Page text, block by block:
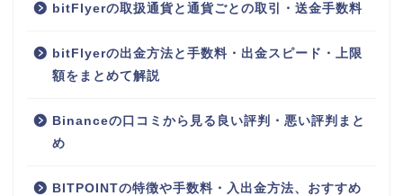
bitFlyerの取扱通貨と通貨ごとの取引・送金手数料
bitFlyerの出金方法と手数料・出金スピード・上限
額をまとめて解説
Binanceの口コミから見る良い評判・悪い評判まと
め
BITPOINTの特徴や手数料・入出金方法、おすすめ